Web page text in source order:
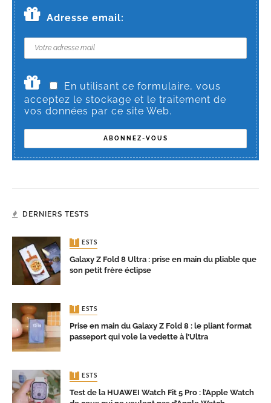
Adresse email:
En utilisant ce formulaire, vous
acceptez le stockage et le traitement de
vos données par ce site Web.
DERNIERS TESTS
TESTS
Galaxy Z Fold 8 Ultra : prise en main du pliable que
son petit frère éclipse
TESTS
Prise en main du Galaxy Z Fold 8 : le pliant format
passeport qui vole la vedette à l’Ultra
TESTS
Test de la HUAWEI Watch Fit 5 Pro : l’Apple Watch